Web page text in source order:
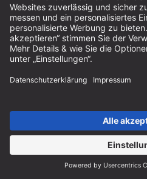
Anfahrt
Öffnungszeiten vor Ort
8:30 - 12:30 Uhr & 14:00 - 16:30 Uhr
Hilfe
Hinweise zur Batterieentsorgung
Hinweise zur Verpackung